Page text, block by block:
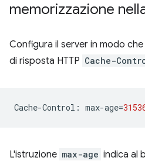
memorizzazione
Configura il server in modo
di risposta HTTP Cache-
Cache-Control : max-age=
L'istruzione max-age indica al